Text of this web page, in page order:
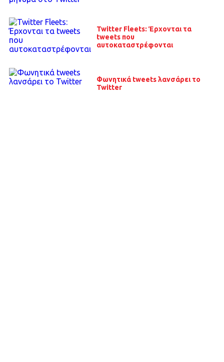
Twitter Fleets: Έρχονται τα
tweets που
αυτοκαταστρέφονται
Φωνητικά tweets λανσάρει το
Twitter